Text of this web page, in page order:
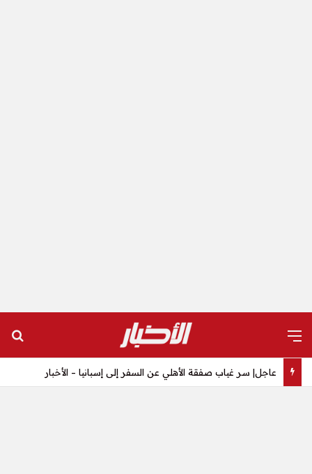
عاجل| سر غياب صفقة الأهلي عن السفر إلى إسبانيا – الأخبار